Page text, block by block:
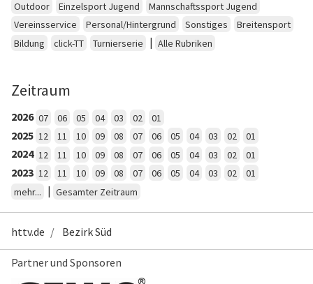
Outdoor
Einzelsport Jugend
Mannschaftssport Jugend
Vereinsservice
Personal/Hintergrund Sonstiges
Breitensport
Bildung
click-TT Turnierserie | Alle Rubriken
Zeitraum
2026 07 06 05 04 03 02 01
2025 12 11 10 09 08 07 06 05 04 03 02 01
2024 12 11 10 09 08 07 06 05 04 03 02 01
2023 12 11 10 09 08 07 06 05 04 03 02
01
mehr...
| Gesamter Zeitraum
httv.de Bezirk Süd
Partner und Sponsoren